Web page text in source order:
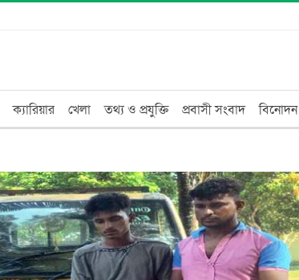
ক্যারিয়ার খেলা তথ্য ও প্রযুক্তি প্রবাসী সংবাদ বিনোদন